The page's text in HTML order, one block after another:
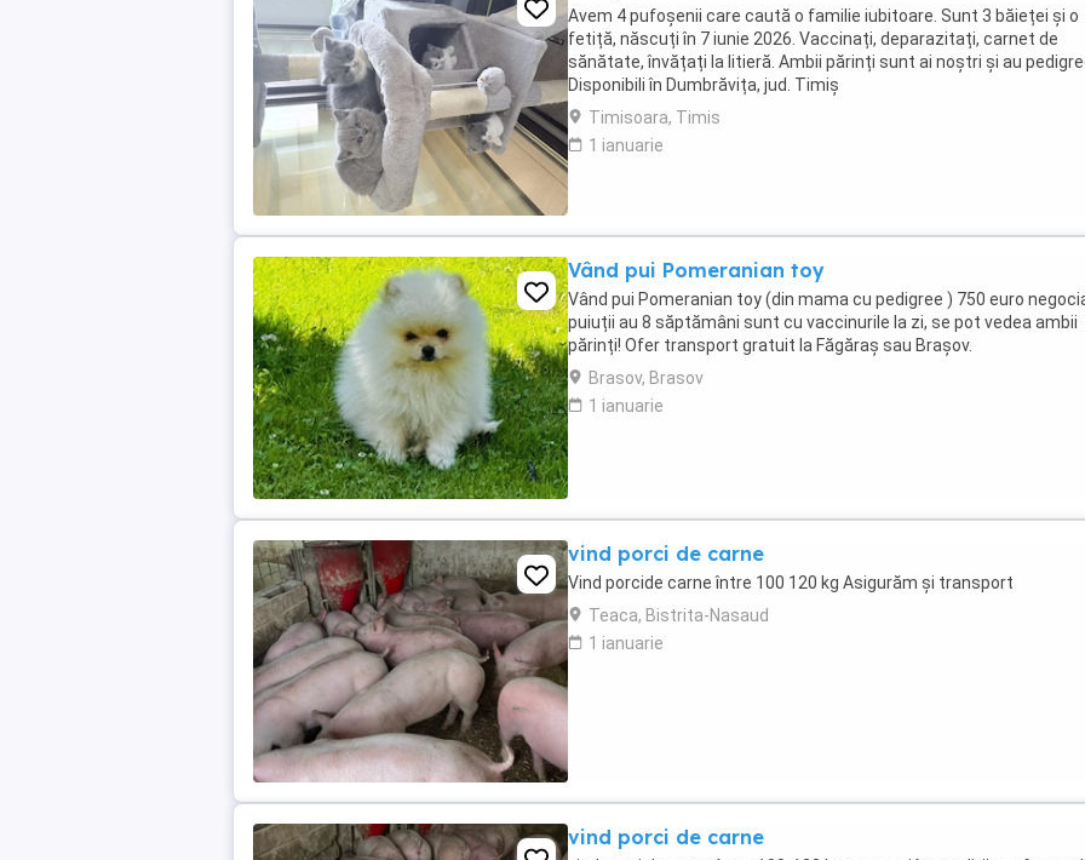
Avem 4 pufoșenii care caută o familie iubitoare. Sunt 3 băieței și o
fetiță, născuți în 7 iunie 2026. Vaccinați, deparazitați, carnet de
sănătate, învățați la litieră. Ambii părinți sunt ai noștri și au
Disponibili în Dumbrăvița, jud. Timiş
Timisoara, Timis
1 ianuarie
Vând pui Pomeranian toy
Vând pui Pomeranian toy (din mama cu pedigree ) 750 euro
puiuții au 8 săptămâni sunt cu vaccinurile la zi, se pot vedea ambii
părinți! Ofer transport gratuit la Făgăraș sau Brașov.
Brasov, Brasov
1 ianuarie
vind porci de carne
Vind porcide carne între 100 120 kg Asigurăm și transport
Teaca, Bistrita-Nasaud
1 ianuarie
vind porci de carne